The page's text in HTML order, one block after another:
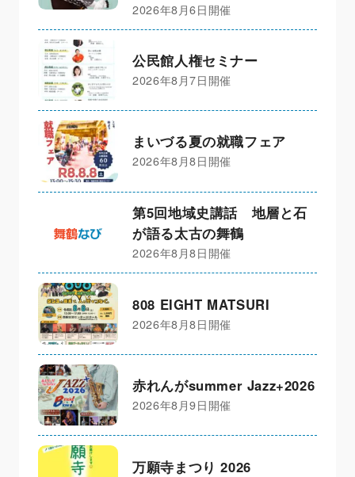
2026年8月6日開催
公民館人権セミナー
2026年8月7日開催
まいづる夏の就職フェア
2026年8月8日開催
第5回地域史講話 地層と石
が語る太古の舞鶴
2026年8月8日開催
808 EIGHT MATSURI
2026年8月8日開催
赤れんがsummer Jazz+2026
2026年8月9日開催
万願寺まつり 2026